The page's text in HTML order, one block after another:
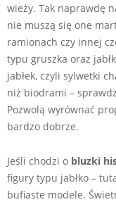
wieży. Tak naprawdę
nie muszą się one
ramionach czy innej
typu gruszka oraz
jabłek, czyli sylwetki
niż biodrami –
Pozwolą wyrównać
bardzo dobrze.
Jeśli chodzi o bluzki
figury typu jabłko –
bufiaste modele.